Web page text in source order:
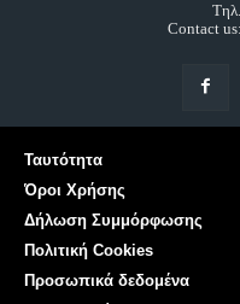
Contact us:
Ταυτότητα
Όροι Χρήσης
Δήλωση Συμμόρφωσης
Πολιτική Cookies
Προσωπικά δεδομένα